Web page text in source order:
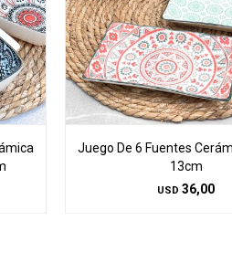
Juego De 6 Fuentes
13cm
USD 36,00